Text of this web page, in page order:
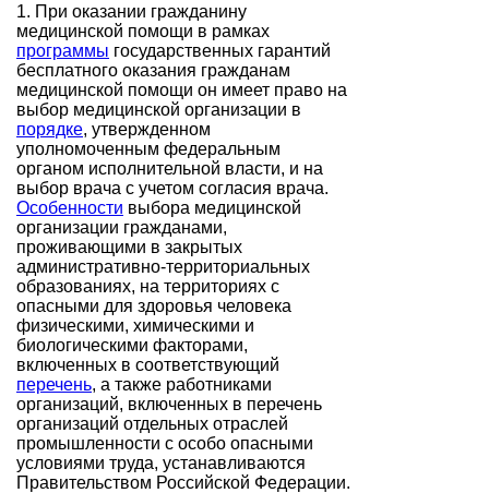
1. При оказании гражданину
медицинской помощи в рамках
программы государственных гарантий
бесплатного оказания гражданам
медицинской помощи он имеет право на
выбор медицинской организации в
порядке, утвержденном
уполномоченным федеральным
органом исполнительной власти, и на
выбор врача с учетом согласия врача.
Особенности выбора медицинской
организации гражданами,
проживающими в закрытых
административно-территориальных
образованиях, на территориях с
опасными для здоровья человека
физическими, химическими и
биологическими факторами,
включенных в соответствующий
перечень, а также работниками
организаций, включенных в перечень
организаций отдельных отраслей
промышленности с особо опасными
условиями труда, устанавливаются
Правительством Российской Федерации.